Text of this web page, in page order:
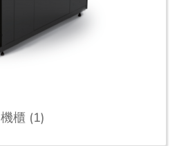
機櫃 (1)